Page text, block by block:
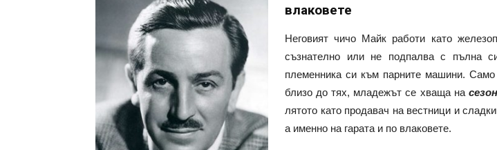
влаковете
Неговият чичо Майк работи като
съзнателно или не подпалва с пълна
племенника си към парните машини.
близо до тях, младежът се хваща на
лятото като продавач на вестници и
а именно на гарата и по влаковете.